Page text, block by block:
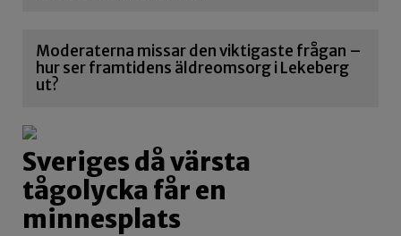
Moderaterna missar den viktigaste frågan –
hur ser framtidens äldreomsorg i Lekeberg
ut?
Sveriges då värsta
tågolycka får en
minnesplats